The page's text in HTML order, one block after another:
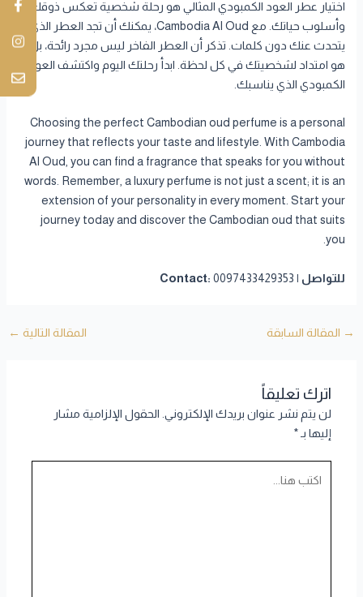
اختيار عطر العود الكمبودي المثالي هو رحلة شخصية تعكس ذوقك
وأسلوب حياتك. مع Cambodia Al Oud، يمكنك أن تجد العطر الذي
يتحدث عنك دون كلمات. تذكر أن العطر الفاخر ليس مجرد رائحة، بل
هو امتداد لشخصيتك في كل لحظة. ابدأ رحلتك اليوم واكتشف العود
الكمبودي الذي يناسبك.
Choosing the perfect Cambodian oud perfume is a personal
journey that reflects your taste and lifestyle. With Cambodia
Al Oud, you can find a fragrance that speaks for you without
words. Remember, a luxury perfume is not just a scent; it is an
extension of your personality in every moment. Start your
journey today and discover the Cambodian oud that suits
you.
للتواصل | Contact: 0097433429353
→ المقالة السابقة المقالة التالية ←
اترك تعليقاً
لن يتم نشر عنوان بريدك الإلكتروني. الحقول الإلزامية مشار
إليها بـ*